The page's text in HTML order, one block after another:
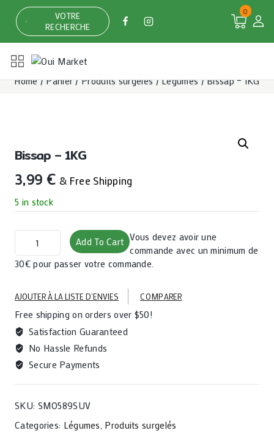
content
VOTRE
RECHERCHE
0
Home / Panier / Produits surgelés / Légumes / Bissap – 1KG
Bissap – 1KG
3,99 € & Free Shipping
5 in stock
1KG
Add To Cart Vous devez avoir une
commande avec un minimum de
30€ pour passer votre commande.
AJOUTER À LA LISTE D’ENVIES COMPARER
Free shipping on orders over $50!
Satisfaction Guaranteed
No Hassle Refunds
Secure Payments
SKU: SMO589SUV
Categories: Légumes, Produits surgelés